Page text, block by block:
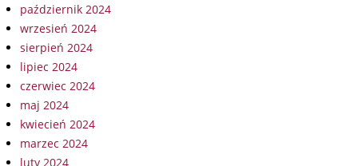
październik 2024
wrzesień 2024
sierpień 2024
lipiec 2024
czerwiec 2024
maj 2024
kwiecień 2024
marzec 2024
luty 2024